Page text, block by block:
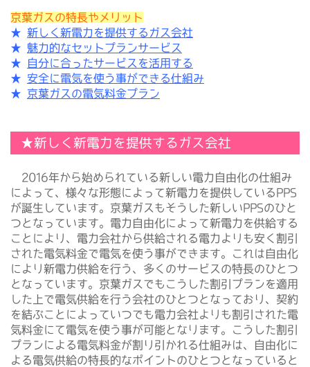
京葉ガスの特長やメリット
★ 新しく新電力を提供するガス会社
★ 魅力的なセットプランサービス
★
自分に合ったサービスを活用する
★ 安全に電気を使う事ができる仕組み
★ 京葉ガスの電気料金プラン
★新しく新電力を提供するガス会社
2016年から始められている新しい電力自由化の仕組み
によって、様々な形態によって新電力を提供しているPPS
が誕生しています。京葉ガスもそうした新しいPPSのひと
つとなっています。電力自由化によって新電力を供給する
ことにより、電力会社から供給される電力よりも安く割引
された電気料金で電気を使う事ができます。これは自由化
により新電力供給を行う、多くのサービスの特長のひとつ
となっています。京葉ガスでもこうした割引プランを適用
した上で電気供給を行う会社のひとつとなっており、契約
を結ぶことによっていつでも電力会社よりも割引された電
気料金にて電気を使う事が可能となります。こうした割引
プランによる電気料金が割り引かれる仕組みは、自由化に
よる電気供給の特長的なポイントのひとつとなっていると